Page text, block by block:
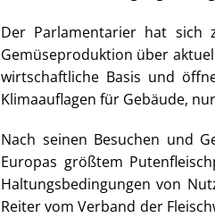
Der Parlamentarier hat sich
Gemüseproduktion über
wirtschaftliche Basis und
Klimaauflagen für Gebäude,
Nach seinen Besuchen und
Europas größtem
Haltungsbedingungen von
Reiter vom Verband der